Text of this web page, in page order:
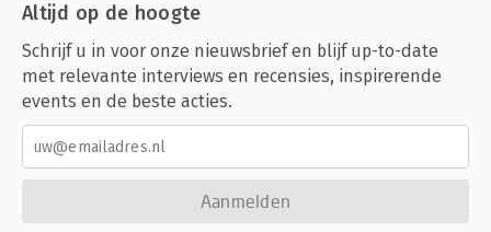
Altijd op de hoogte
Schrijf u in voor onze nieuwsbrief en blijf up-to-date
met relevante interviews en recensies, inspirerende
events en de beste acties.
Aanmelden